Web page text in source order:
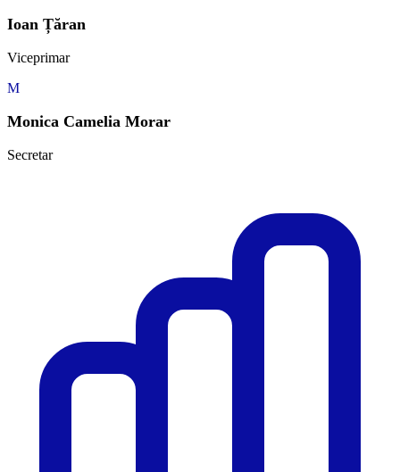
Ioan Țăran
Viceprimar
M
Monica Camelia Morar
Secretar